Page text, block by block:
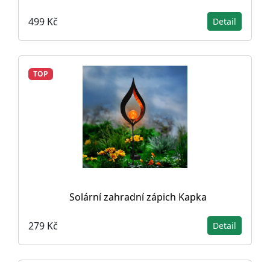
499 Kč Detail
TOP
Solární zahradní zápich Kapka
279 Kč Detail